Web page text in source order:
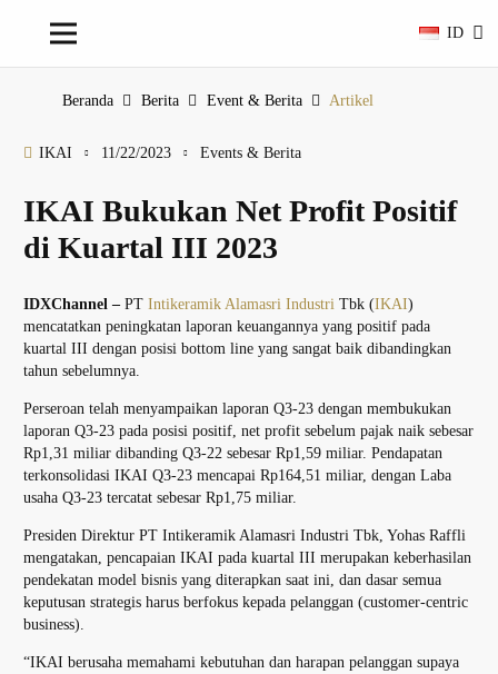
ID
Beranda Berita Event & Berita Artikel
IKAI 11/22/2023 Events & Berita
IKAI Bukukan Net Profit Positif
di Kuartal III 2023
IDXChannel – PT Intikeramik Alamasri Industri Tbk (IKAI)
mencatatkan peningkatan laporan keuangannya yang positif pada
kuartal III dengan posisi bottom line yang sangat baik dibandingkan
tahun sebelumnya.
Perseroan telah menyampaikan laporan Q3-23 dengan membukukan
laporan Q3-23 pada posisi positif, net profit sebelum pajak naik sebesar
Rp1,31 miliar dibanding Q3-22 sebesar Rp1,59 miliar. Pendapatan
terkonsolidasi IKAI Q3-23 mencapai Rp164,51 miliar, dengan Laba
usaha Q3-23 tercatat sebesar Rp1,75 miliar.
Presiden Direktur PT Intikeramik Alamasri Industri Tbk, Yohas Raffli
mengatakan, pencapaian IKAI pada kuartal III merupakan keberhasilan
pendekatan model bisnis yang diterapkan saat ini, dan dasar semua
keputusan strategis harus berfokus kepada pelanggan (customer-centric
business).
“IKAI berusaha memahami kebutuhan dan harapan pelanggan supaya